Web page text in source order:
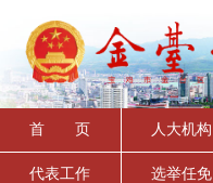
首 页 人大机构
代表工作 选举任免